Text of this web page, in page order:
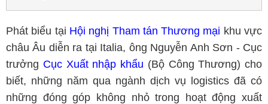
Phát biểu tại Hội nghị Tham tán Thương mại khu vực
châu Âu diễn ra tại Italia, ông Nguyễn Anh Sơn - Cục
trưởng Cục Xuất nhập khẩu (Bộ Công Thương) cho
biết, những năm qua ngành dịch vụ logistics đã có
những đóng góp không nhỏ trong hoạt động xuất